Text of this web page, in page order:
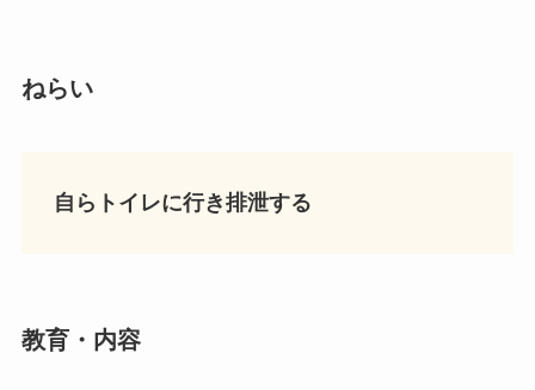
ねらい
自らトイレに行き排泄する
教育・内容